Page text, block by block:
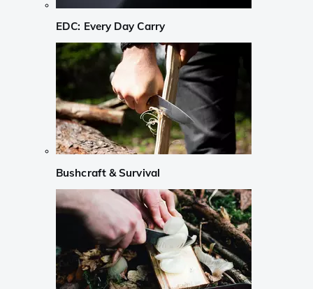
EDC: Every Day Carry
Bushcraft & Survival